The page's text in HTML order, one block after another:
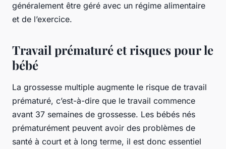
généralement être géré avec un régime alimentaire
et de l’exercice.
Travail prématuré et risques pour le
bébé
La grossesse multiple augmente le risque de travail
prématuré, c’est-à-dire que le travail commence
avant 37 semaines de grossesse. Les bébés nés
prématurément peuvent avoir des problèmes de
santé à court et à long terme, il est donc essentiel